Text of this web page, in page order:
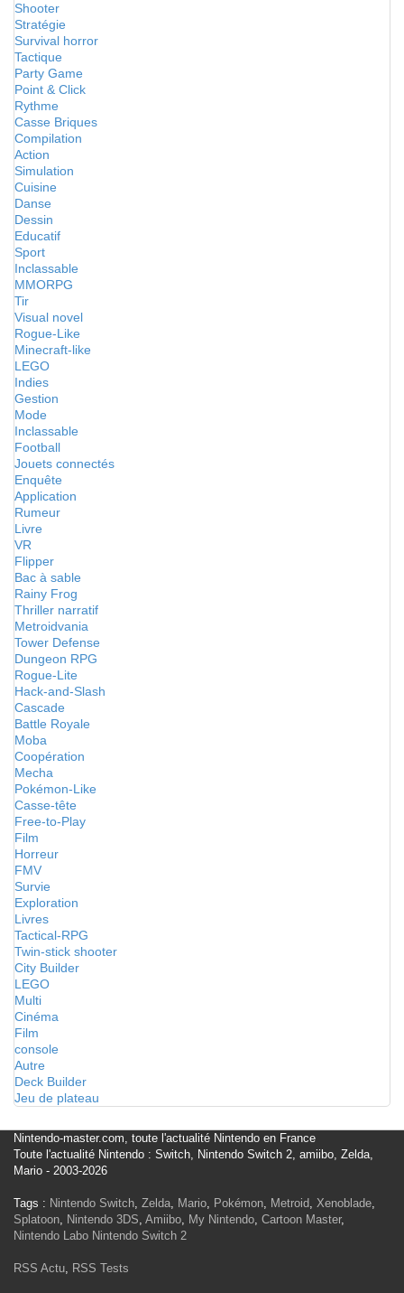
Shooter
Stratégie
Survival horror
Tactique
Party Game
Point & Click
Rythme
Casse Briques
Compilation
Action
Simulation
Cuisine
Danse
Dessin
Educatif
Sport
Inclassable
MMORPG
Tir
Visual novel
Rogue-Like
Minecraft-like
LEGO
Indies
Gestion
Mode
Inclassable
Football
Jouets connectés
Enquête
Application
Rumeur
Livre
VR
Flipper
Bac à sable
Rainy Frog
Thriller narratif
Metroidvania
Tower Defense
Dungeon RPG
Rogue-Lite
Hack-and-Slash
Cascade
Battle Royale
Moba
Coopération
Mecha
Pokémon-Like
Casse-tête
Free-to-Play
Film
Horreur
FMV
Survie
Exploration
Livres
Tactical-RPG
Twin-stick shooter
City Builder
LEGO
Multi
Cinéma
Film
console
Autre
Deck Builder
Jeu de plateau
Nintendo-master.com, toute l'actualité Nintendo en France
Toute l'actualité Nintendo : Switch, Nintendo Switch 2, amiibo, Zelda,
Mario - 2003-2026
Tags : Nintendo Switch, Zelda, Mario, Pokémon, Metroid, Xenoblade,
Splatoon, Nintendo 3DS, Amiibo, My Nintendo, Cartoon Master,
Nintendo Labo Nintendo Switch 2
RSS Actu, RSS Tests